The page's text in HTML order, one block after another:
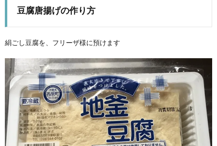
豆腐唐揚げの作り方
絹ごし豆腐を、フリーザ様に預けます